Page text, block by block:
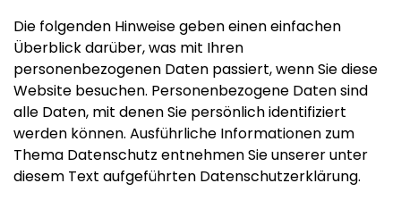
Die folgenden Hinweise geben einen einfachen
Überblick darüber, was mit Ihren
personenbezogenen Daten passiert, wenn Sie diese
Website besuchen. Personenbezogene Daten sind
alle Daten, mit denen Sie persönlich identifiziert
werden können. Ausführliche Informationen zum
Thema Datenschutz entnehmen Sie unserer unter
diesem Text aufgeführten Datenschutzerklärung.